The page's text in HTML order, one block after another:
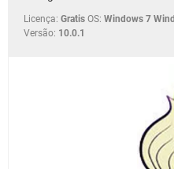
Licença: Gratis OS: Windows 7
Versão: 10.0.1